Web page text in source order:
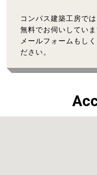
コンパス建築工房で
無料でお伺いしていま
メールフォームもし
ださい。